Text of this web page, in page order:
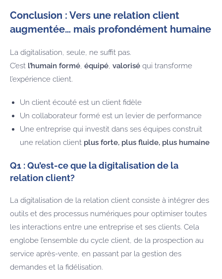
Conclusion : Vers une relation client
augmentée… mais profondément humaine
La digitalisation, seule, ne suffit pas.
C’est l’humain formé, équipé, valorisé qui transforme
l’expérience client.
Un client écouté est un client fidèle
Un collaborateur formé est un levier de performance
Une entreprise qui investit dans ses équipes construit
une relation client plus forte, plus fluide, plus humaine
Q1 : Qu’est-ce que la digitalisation de la
relation client?
La digitalisation de la relation client consiste à intégrer des
outils et des processus numériques pour optimiser toutes
les interactions entre une entreprise et ses clients. Cela
englobe l’ensemble du cycle client, de la prospection au
service après-vente, en passant par la gestion des
demandes et la fidélisation.